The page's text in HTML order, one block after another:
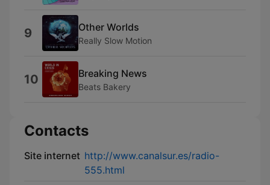
9 Other Worlds
Really Slow Motion
10 Breaking News
Beats Bakery
Contacts
Site internet http://www.canalsur.es/radio-
555.html